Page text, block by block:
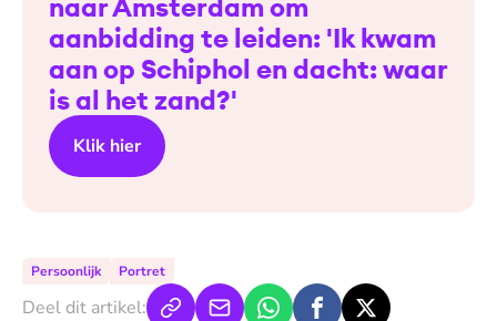
naar Amsterdam om
aanbidding te leiden: 'Ik kwam
aan op Schiphol en dacht: waar
is al het zand?'
Klik hier
Persoonlijk Portret
Deel dit artikel: